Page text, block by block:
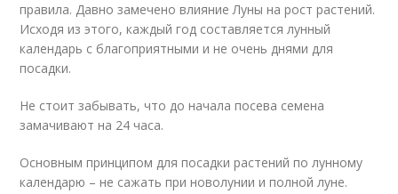
правила. Давно замечено влияние Луны на рост растений.
Исходя из этого, каждый год составляется лунный
календарь с благоприятными и не очень днями для
посадки.
Не стоит забывать, что до начала посева семена
замачивают на 24 часа.
Основным принципом для посадки растений по лунному
календарю – не сажать при новолунии и полной луне.